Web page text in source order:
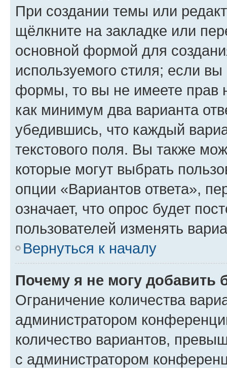
При создании темы или
щёлкните на закладке или
основной формой для
используемого стиля; если
формы, то вы не имеете прав
как минимум два варианта
убедившись, что каждый
текстового поля. Вы также
которые могут выбрать
опции «Вариантов ответа»,
означает, что опрос будет
пользователей изменять
Вернуться к началу
Почему я не могу добавить
Ограничение количества
администратором
количество вариантов,
с администратором